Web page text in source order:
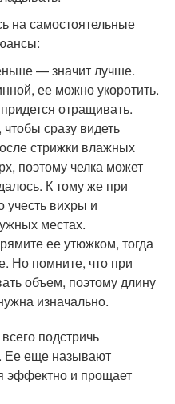
на самостоятельные
— значит лучше.
ее можно укоротить.
отращивать.
сразу видеть
стрижки влажных
поэтому челка может
К тому же при
учесть вихры и
местах.
ее утюжком, тогда
Но помните, что при
объем, поэтому длину
изначально.
подстричь
Ее еще называют
эффектно и прощает